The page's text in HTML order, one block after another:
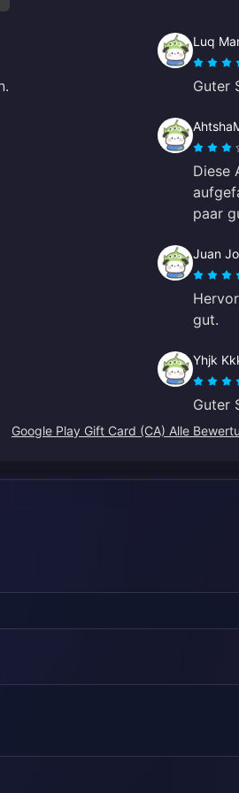
Luq
Guter
Diese
paar
Juan Jo
gut.
Yhjk
Guter
Google Play Gift Card (CA) Alle